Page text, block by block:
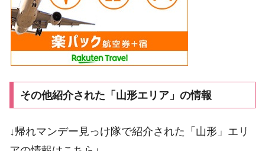
その他紹介された「山形エリア」の情報
↓帰れマンデー見っけ隊で紹介された「山形」エリ